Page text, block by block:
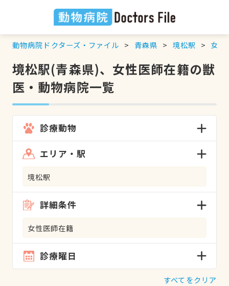
動物病院ドクターズ・ファイル 青森県 境松駅 女性
境松駅(青森県)、女性医師在籍の獣
医・動物病院一覧
診療動物
エリア・駅
境松駅
詳細条件
女性医師在籍
診療曜日
すべてをクリア